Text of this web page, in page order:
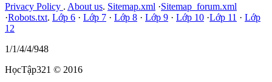
Privacy Policy . About us. Sitemap.xml ·Sitemap_forum.xml
·Robots.txt. Lớp 6 · Lớp 7 · Lớp 8 · Lớp 9 · Lớp 10 ·Lớp 11 · Lớp
12
1/1/4/4/948
HọcTập321 © 2016